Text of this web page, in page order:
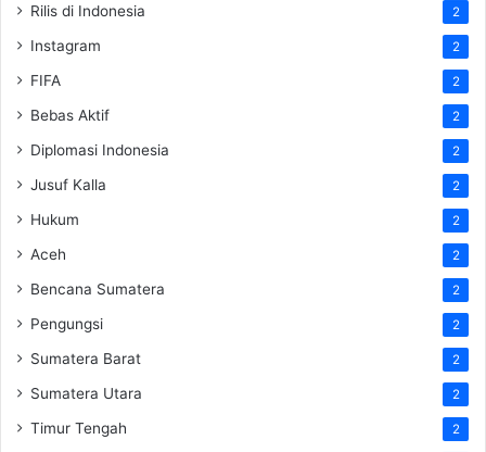
Rilis di Indonesia 2
Instagram 2
FIFA 2
Bebas Aktif 2
Diplomasi Indonesia 2
Jusuf Kalla 2
Hukum 2
Aceh 2
Bencana Sumatera 2
Pengungsi 2
Sumatera Barat 2
Sumatera Utara 2
Timur Tengah 2